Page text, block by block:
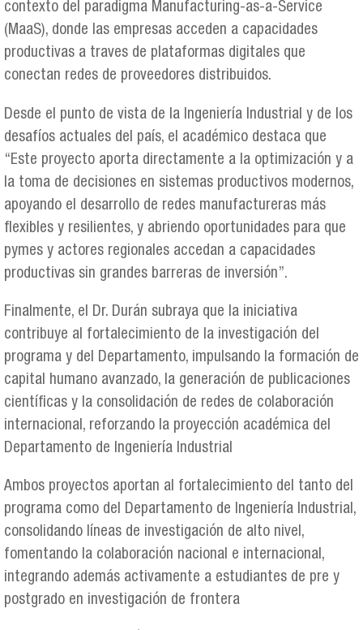
contexto del paradigma Manufacturing-as-a-Service
(MaaS), donde las empresas acceden a capacidades
productivas a traves de plataformas digitales que
conectan redes de proveedores distribuidos.
Desde el punto de vista de la Ingeniería Industrial y de los
desafíos actuales del país, el académico destaca que
“Este proyecto aporta directamente a la optimización y a
la toma de decisiones en sistemas productivos modernos,
apoyando el desarrollo de redes manufactureras más
flexibles y resilientes, y abriendo oportunidades para que
pymes y actores regionales accedan a capacidades
productivas sin grandes barreras de inversión”.
Finalmente, el Dr. Durán subraya que la iniciativa
contribuye al fortalecimiento de la investigación del
programa y del Departamento, impulsando la formación de
capital humano avanzado, la generación de publicaciones
científicas y la consolidación de redes de colaboración
internacional, reforzando la proyección académica del
Departamento de Ingeniería Industrial
Ambos proyectos aportan al fortalecimiento del tanto del
programa como del Departamento de Ingeniería Industrial,
consolidando líneas de investigación de alto nivel,
fomentando la colaboración nacional e internacional,
integrando además activamente a estudiantes de pre y
postgrado en investigación de frontera